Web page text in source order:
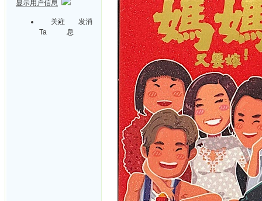
显示用户信息
关注
Ta
发消
息